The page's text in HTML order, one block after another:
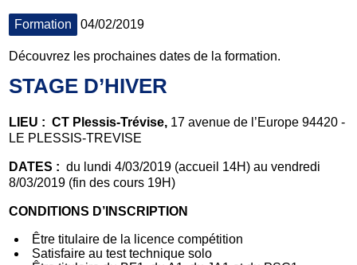
Formation 04/02/2019
Découvrez les prochaines dates de la formation.
STAGE D’HIVER
LIEU :CT Plessis-Trévise, 17 avenue de l’Europe 94420 -
LE PLESSIS-TREVISE
DATES :du lundi 4/03/2019 (accueil 14H) au vendredi
8/03/2019 (fin des cours 19H)
CONDITIONS D’INSCRIPTION
Être titulaire de la licence compétition
Satisfaire au test technique solo